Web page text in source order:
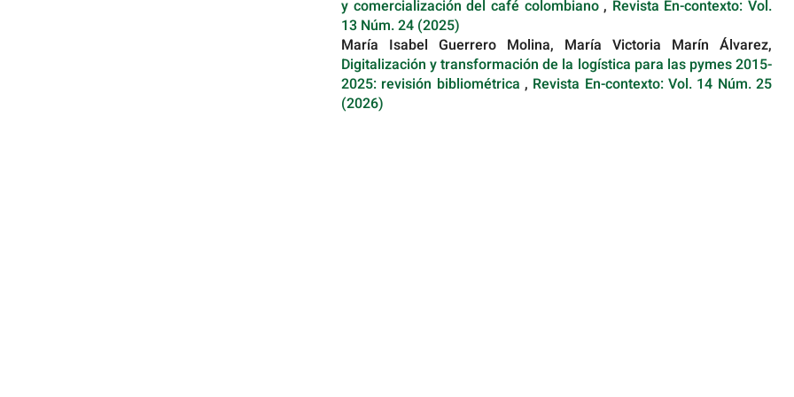
y comercialización del café colombiano , Revista En-contexto: Vol.
13 Núm. 24 (2025)
María Isabel Guerrero Molina, María Victoria Marín Álvarez,
Digitalización y transformación de la logística para las pymes 2015-
2025: revisión bibliométrica , Revista En-contexto: Vol. 14 Núm. 25
(2026)